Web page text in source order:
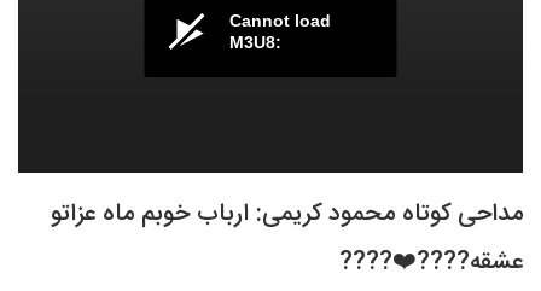
Cannot load
M3U8:
مداحی کوتاه محمود کریمی: ارباب خوبم ماه عزاتو
عشقه????❤️????